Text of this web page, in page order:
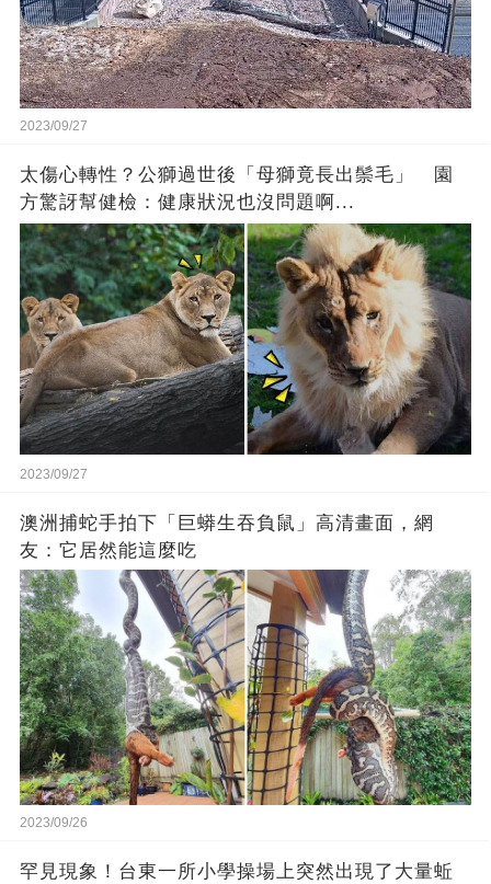
2023/09/27
太傷心轉性？公獅過世後「母獅竟長出鬃毛」 園
方驚訝幫健檢：健康狀況也沒問題啊...
2023/09/27
澳洲捕蛇手拍下「巨蟒生吞負鼠」高清畫面，網
友：它居然能這麼吃
2023/09/26
罕見現象！台東一所小學操場上突然出現了大量蚯